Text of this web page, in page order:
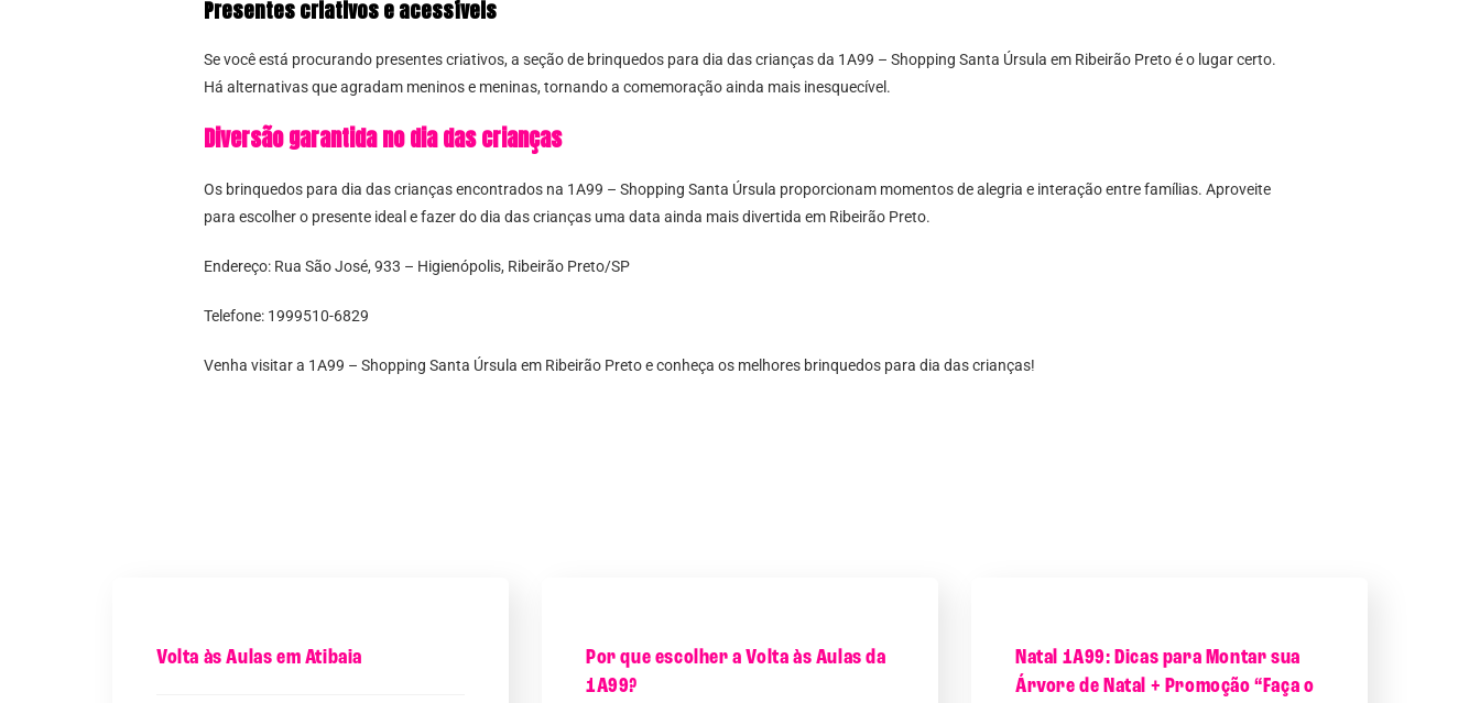
Presentes criativos e acessíveis
Se você está procurando presentes criativos, a seção de brinquedos para dia das crianças da 1A99 – Shopping Santa Úrsula em Ribeirão Preto é o lugar certo.
Há alternativas que agradam meninos e meninas, tornando a comemoração ainda mais inesquecível.
Diversão garantida no dia das crianças
Os brinquedos para dia das crianças encontrados na 1A99 – Shopping Santa Úrsula proporcionam momentos de alegria e interação entre famílias. Aproveite
para escolher o presente ideal e fazer do dia das crianças uma data ainda mais divertida em Ribeirão Preto.
Endereço: Rua São José, 933 – Higienópolis, Ribeirão Preto/SP
Telefone: 1999510-6829
Venha visitar a 1A99 – Shopping Santa Úrsula em Ribeirão Preto e conheça os melhores brinquedos para dia das crianças!
Volta às Aulas em Atibaia
Por que escolher a Volta às Aulas da
1A99?
Natal 1A99: Dicas para Montar sua
Árvore de Natal + Promoção “Faça o